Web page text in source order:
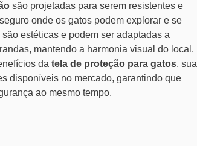
são projetadas para serem resistentes e
onde os gatos podem explorar e se
estéticas e podem ser adaptadas a
mantendo a harmonia visual do local.
da tela de proteção para gatos, sua
disponíveis no mercado, garantindo que
ao mesmo tempo.